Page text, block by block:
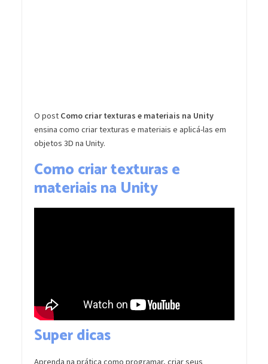
O post Como criar texturas e materiais na Unity
ensina como criar texturas e materiais e aplicá-las em
objetos 3D na Unity.
Como criar texturas e
materiais na Unity
Super dicas
Aprenda na prática como programar, criar seus